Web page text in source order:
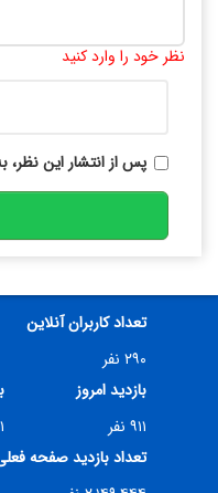
نظر خود را وارد کنید
پس از انتشار این نظر،
تعداد کاربران آنلاین
۲۹۰ نفر
بازدید امروز
۹۱۱ نفر
تعداد بازدید صفحه